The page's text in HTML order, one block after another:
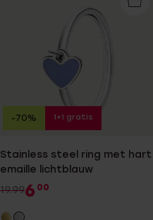
Stainless steel ring met hart
emaille lichtblauw
19.996 00
-70% 1+1 gratis